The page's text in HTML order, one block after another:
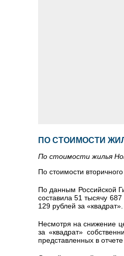
ПО СТОИМОСТИ
По стоимости жилья
По стоимости
По данным Российской
составила51 тысячу
129 рублей за «квадрат».
Несмотря на снижение
за «квадрат»
представленных в